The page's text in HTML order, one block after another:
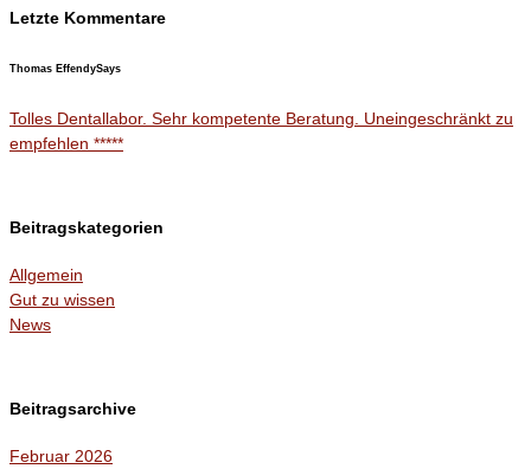
Letzte Kommentare
Thomas EffendySays
Tolles Dentallabor. Sehr kompetente Beratung. Uneingeschränkt zu
empfehlen *****
Beitragskategorien
Allgemein
Gut zu wissen
News
Beitragsarchive
Februar 2026